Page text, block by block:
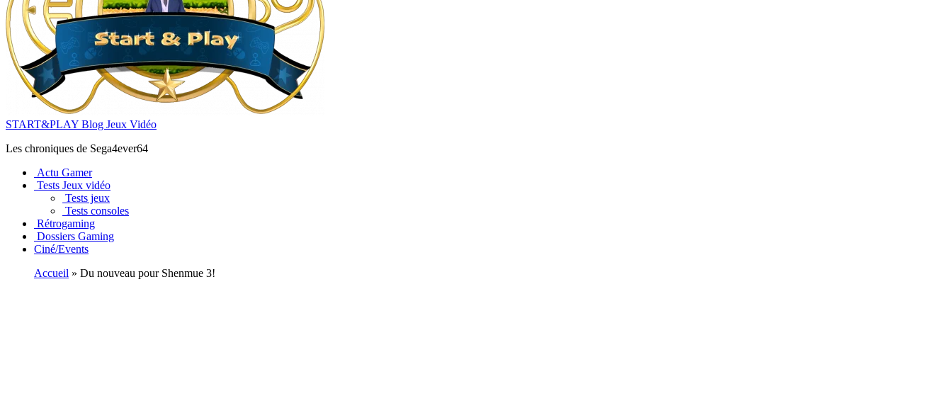
START&PLAY Blog Jeux Vidéo
Les chroniques de Sega4ever64
Actu Gamer
Tests Jeux vidéo
Tests jeux
Tests consoles
Rétrogaming
Dossiers Gaming
Ciné/Events
Accueil » Du nouveau pour Shenmue 3!